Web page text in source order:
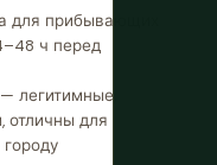
для прибывающих
ч перед
легитимные,
отличны для